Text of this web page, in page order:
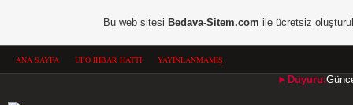
ANA SAYFA UFO İHBAR HATTI YAYINLANMAMIŞ
►Duyuru:
Bu web sitesi Bedava-Sitem.com ile ücretsiz